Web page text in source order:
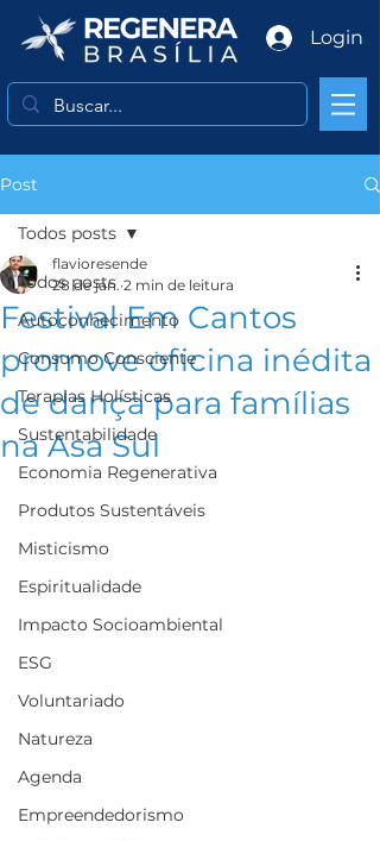
Login
Post
Todos posts
Autoconhecimento
Consumo Consciente
Terapias Holísticas
Sustentabilidade
Economia Regenerativa
Produtos Sustentáveis
Misticismo
Espiritualidade
Impacto Socioambiental
ESG
Voluntariado
Natureza
Agenda
Empreendedorismo
Todos posts
Festival Em Cantos
promove oficina inédita
de dança para famílias
na Asa Sul
flavioresende
28 de jan. 2 min de leitura